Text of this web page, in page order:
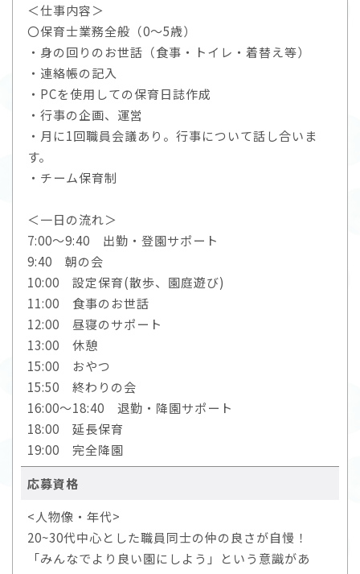
＜仕事内容＞
〇保育士業務全般（0～5歳）
・身の回りのお世話（食事・トイレ・着替え等）
・連絡帳の記入
・PCを使用しての保育日誌作成
・行事の企画、運営
・月に1回職員会議あり。行事について話し合いま
す。
・チーム保育制
＜一日の流れ＞
7:00～9:40 出勤・登園サポート
9:40 朝の会
10:00 設定保育(散歩、園庭遊び)
11:00 食事のお世話
12:00 昼寝のサポート
13:00 休憩
15:00 おやつ
15:50 終わりの会
16:00～18:40 退勤・降園サポート
18:00 延長保育
19:00 完全降園
応募資格
<人物像・年代>
20~30代中心とした職員同士の仲の良さが自慢！
「みんなでより良い園にしよう」という意識があ